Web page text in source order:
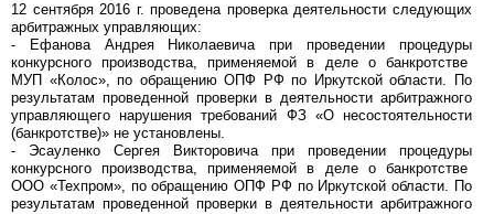
12 сентября 2016 г. проведена проверка деятельности следующих
арбитражных управляющих:
- Ефанова Андрея Николаевича при проведении процедуры
конкурсного производства, применяемой в деле о банкротстве
МУП «Колос», по обращению ОПФ РФ по Иркутской области. По
результатам проведенной проверки в деятельности арбитражного
управляющего нарушения требований ФЗ «О несостоятельности
(банкротстве)» не установлены.
- Эсауленко Сергея Викторовича при проведении процедуры
конкурсного производства, применяемой в деле о банкротстве
ООО «Техпром», по обращению ОПФ РФ по Иркутской области. По
результатам проведенной проверки в деятельности арбитражного